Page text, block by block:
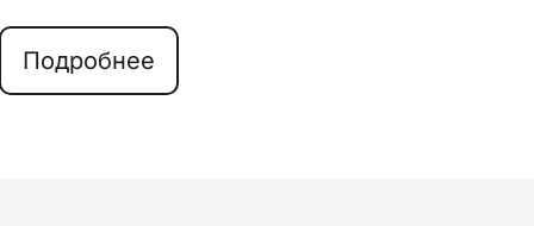
Подробнее